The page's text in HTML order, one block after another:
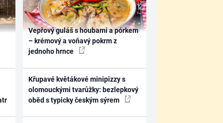
Vepřový guláš s houbami a pórkem
– krémový a voňavý pokrm z
jednoho hrnce
Křupavé květákové minipizzy s
olomouckými tvarůžky: bezlepkový
oběd s typicky českým sýrem